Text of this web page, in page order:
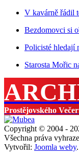
V kavárně řádil
Bezdomovci si
Policisté hledají
Starosta Mořic
Prostějovského
Copyright © 2004 -
Všechna práva
Vytvořil: Joomla weby.